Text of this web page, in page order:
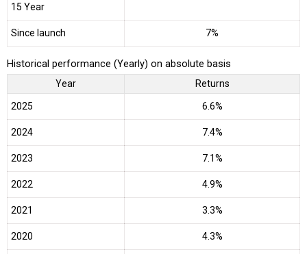
15 Year
Since launch 7%
Historical performance (Yearly) on absolute basis
Year Returns
2025 6.6%
2024 7.4%
2023 7.1%
2022 4.9%
2021 3.3%
2020 4.3%